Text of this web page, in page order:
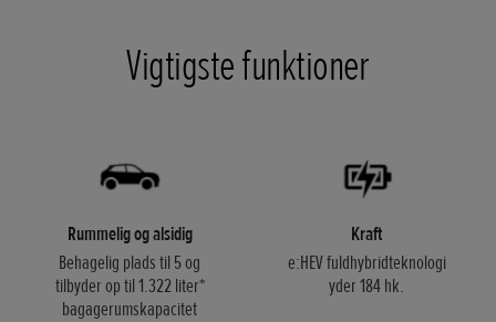
Vigtigste funktioner
Rummelig og alsidig
Behagelig plads til 5 og
tilbyder op til 1.322 liter*
bagagerumskapacitet
Kraft
e:HEV fuldhybridteknologi
yder 184 hk.